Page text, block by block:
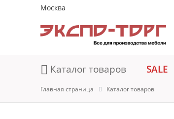
Москва
Каталог товаров SALE
Главная страница Каталог товаров